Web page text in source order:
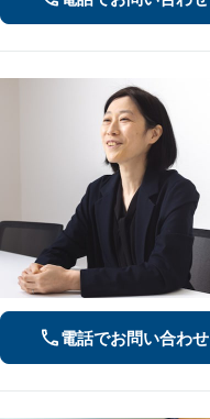
電話でお問い合わせ